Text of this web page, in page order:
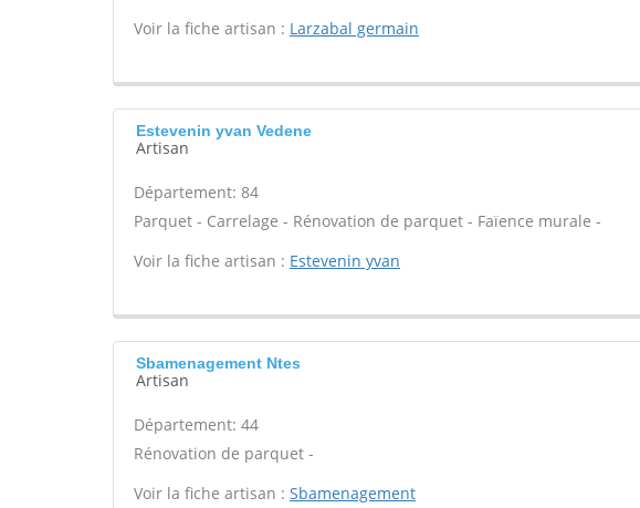
Voir la fiche artisan : Larzabal germain
Estevenin yvan Vedene
Artisan
Département: 84
Parquet - Carrelage - Rénovation de parquet - Faïence murale -
Voir la fiche artisan : Estevenin yvan
Sbamenagement Ntes
Artisan
Département: 44
Rénovation de parquet -
Voir la fiche artisan : Sbamenagement